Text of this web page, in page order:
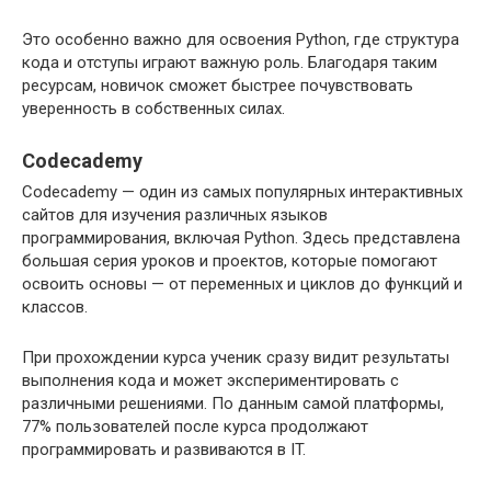
Это особенно важно для освоения Python, где структура
кода и отступы играют важную роль. Благодаря таким
ресурсам, новичок сможет быстрее почувствовать
уверенность в собственных силах.
Codecademy
Codecademy — один из самых популярных интерактивных
сайтов для изучения различных языков
программирования, включая Python. Здесь представлена
большая серия уроков и проектов, которые помогают
освоить основы — от переменных и циклов до функций и
классов.
При прохождении курса ученик сразу видит результаты
выполнения кода и может экспериментировать с
различными решениями. По данным самой платформы,
77% пользователей после курса продолжают
программировать и развиваются в IT.